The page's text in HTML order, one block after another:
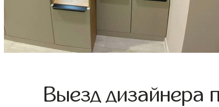
Выезд дизайнера